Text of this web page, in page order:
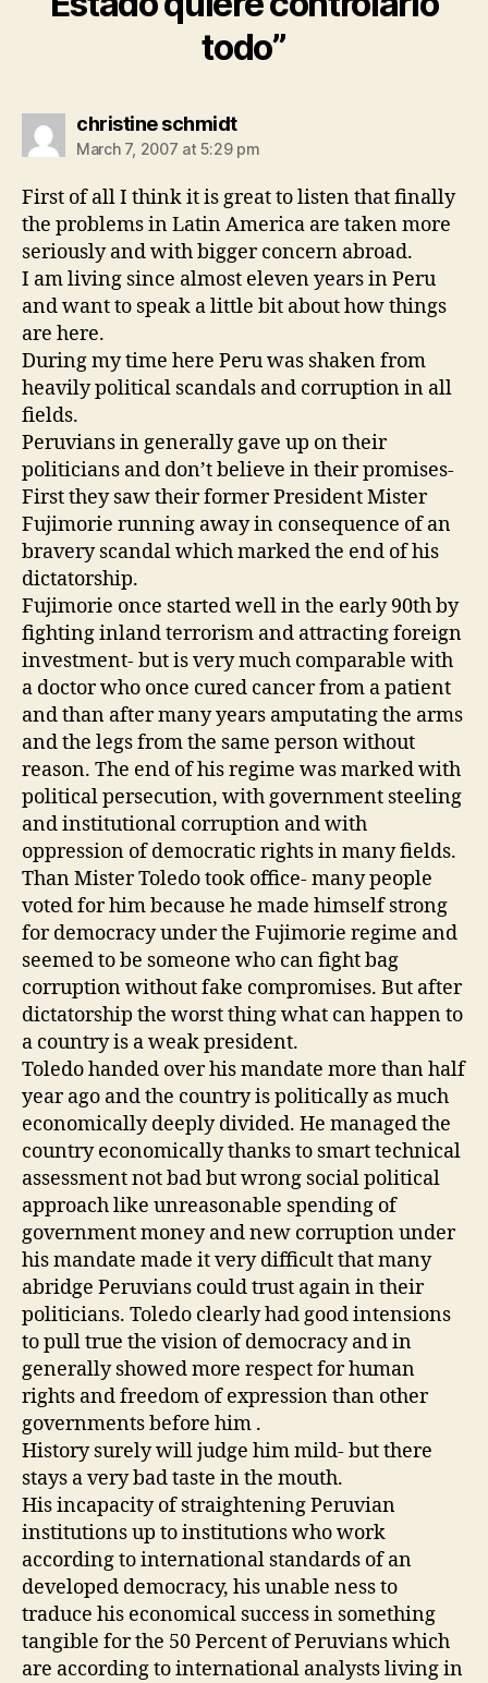
todo”
christine schmidtsays:
March 7, 2007 at 5:29 pm
First of all I think it is great to listen that finally
the problems in Latin America are taken more
seriously and with bigger concern abroad.
I am living since almost eleven years in Peru
and want to speak a little bit about how things
are here.
During my time here Peru was shaken from
heavily political scandals and corruption in all
fields.
Peruvians in generally gave up on their
politicians and don’t believe in their promises-
First they saw their former President Mister
Fujimorie running away in consequence of an
bravery scandal which marked the end of his
dictatorship.
Fujimorie once started well in the early 90th by
fighting inland terrorism and attracting foreign
investment- but is very much comparable with
a doctor who once cured cancer from a patient
and than after many years amputating the arms
and the legs from the same person without
reason. The end of his regime was marked with
political persecution, with government steeling
and institutional corruption and with
oppression of democratic rights in many fields.
Than Mister Toledo took office- many people
voted for him because he made himself strong
for democracy under the Fujimorie regime and
seemed to be someone who can fight bag
corruption without fake compromises. But after
dictatorship the worst thing what can happen to
a country is a weak president.
Toledo handed over his mandate more than half
year ago and the country is politically as much
economically deeply divided. He managed the
country economically thanks to smart technical
assessment not bad but wrong social political
approach like unreasonable spending of
government money and new corruption under
his mandate made it very difficult that many
abridge Peruvians could trust again in their
politicians. Toledo clearly had good intensions
to pull true the vision of democracy and in
generally showed more respect for human
rights and freedom of expression than other
governments before him .
History surely will judge him mild- but there
stays a very bad taste in the mouth.
His incapacity of straightening Peruvian
institutions up to institutions who work
according to international standards of an
developed democracy, his unable ness to
traduce his economical success in something
tangible for the 50 Percent of Peruvians which
are according to international analysts living in